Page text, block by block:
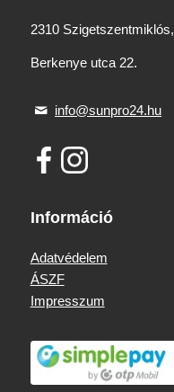
2310 Szigetszentmiklós,
Berkenye utca 22.
info@sunpro24.hu
Információ
Adatvédelem
ÁSZF
Impresszum